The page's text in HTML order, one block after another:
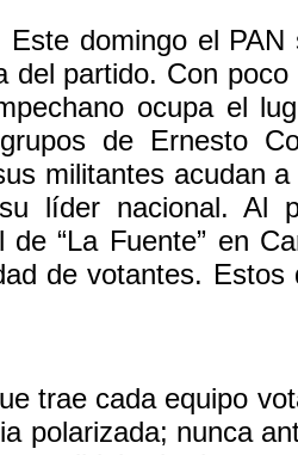
Este domingo el
del partido. Con
ocupa el
de Ernesto
militantes acudan
líder nacional. Al
de “La Fuente” en
de votantes. Estos
trae cada equipo
polarizada; nunca